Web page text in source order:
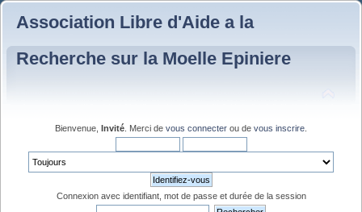
Association Libre d'Aide a la
Recherche sur la Moelle Epiniere
Bienvenue, Invité . Merci de vous connecter ou de vous inscrire
Connexion avec identifiant, mot de passe et durée de la session